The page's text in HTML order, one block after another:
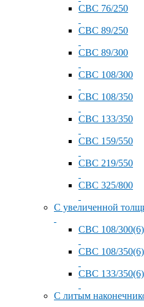
СВС 76/250
СВС 89/250
СВС 89/300
СВС 108/300
СВС 108/350
СВС 133/350
СВС 159/550
СВС 219/550
СВС 325/800
С увеличенной
СВС 108/300(6)
СВС 108/350(6)
СВС 133/350(6)
С литым